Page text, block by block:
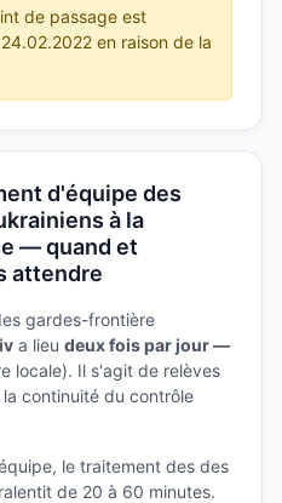
de passage est
en raison de la
d'équipe des
à la
— quand et
attendre
gardes-frontière
a lieu deux fois par jour —
locale). Il s'agit de relèves
continuité du contrôle
le traitement des des
de 20 à 60 minutes.